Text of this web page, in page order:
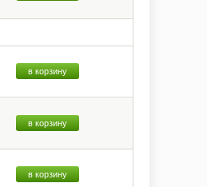
в корзину
в корзину
в корзину